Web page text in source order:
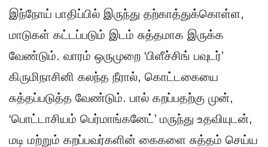
இந்நோய் பாதிப்பில் இருந்து தற்காத்துக்கொள்ள,
மாடுகள் கட்டப்படும் இடம் சுத்தமாக இருக்க
வேண்டும். வாரம் ஒருமுறை ‘பிளீச்சிங் பவுடர்’
கிருமிநாசினி கலந்த நீரால், கொட்டகையை
சுத்தப்படுத்த வேண்டும். பால் கறப்பதற்கு முன்,
‘பொட்டாசியம் பெர்மாங்கனேட்’ மருந்து உதவியுடன்,
மடி மற்றும் கறப்பவர்களின் கைகளை சுத்தம் செய்ய